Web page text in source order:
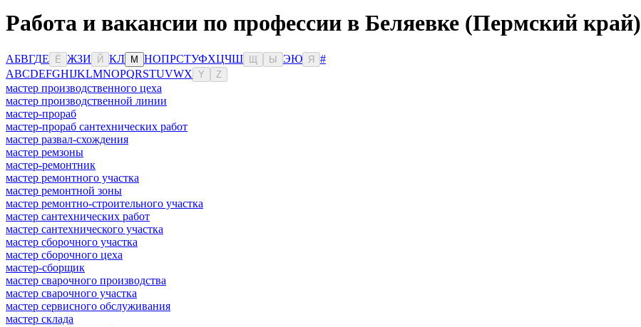
Работа и вакансии по профессии в Беляевке (Пермский край)
АБВГДЕ Ё ЖЗИ Й КЛ М НОПРСТУФХЦЧШ Ы ЭЮ Я
#
ABCDEFGHIJKLMNOPQRSTUVWX Y Z
мастер производственного цеха
мастер производственной линии
мастер-прораб
мастер-прораб сантехнических работ
мастер развал-схождения
мастер ремзоны
мастер-ремонтник
мастер ремонтного участка
мастер ремонтной зоны
мастер ремонтно-строительного участка
мастер сантехнических работ
мастер сантехнического участка
мастер сборочного участка
мастер сборочного цеха
мастер-сборщик
мастер сварочного производства
мастер сварочного участка
мастер сервисного обслуживания
мастер склада